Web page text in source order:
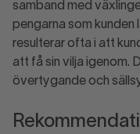
samband med
pengarna som kunden
resulterar ofta i att
att få sin vilja igenom.
övertygande och